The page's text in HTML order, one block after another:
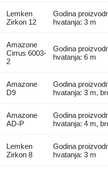
Lemken
Zirkon 12
Godina
hvatanja: 3 m
Amazone
Cirrus 6003-
2
Godina
hvatanja: 6 m
Amazone
D9
Godina
hvatanja: 3 m,
Amazone
AD-P
Godina
hvatanja: 4 m,
Lemken
Zirkon 8
Godina
hvatanja: 3 m